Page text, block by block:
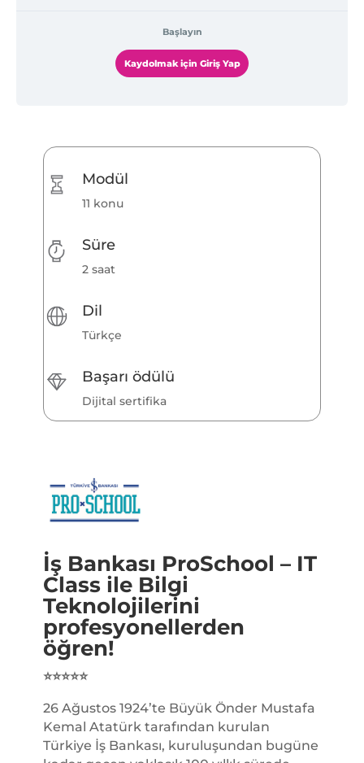
Başlayın
Kaydolmak için Giriş Yap
Modül
11 konu
Süre
2 saat
Dil
Türkçe
Başarı ödülü
Dijital sertifika
İş Bankası ProSchool – IT
Class ile Bilgi
Teknolojilerini
profesyonellerden
öğren!
⭐⭐⭐⭐⭐
26 Ağustos 1924’te Büyük Önder Mustafa
Kemal Atatürk tarafından kurulan
Türkiye İş Bankası, kuruluşundan bugüne